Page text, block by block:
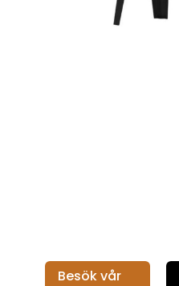
Besök vår